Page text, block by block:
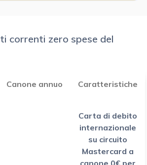
correnti zero spese del
Canone annuo Caratteristiche
Carta di debito
internazionale
su circuito
Mastercard a